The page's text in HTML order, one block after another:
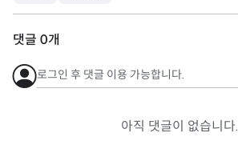
댓글 0개
로그인 후 댓글 이용 가능합니다.
아직 댓글이 없습니다.